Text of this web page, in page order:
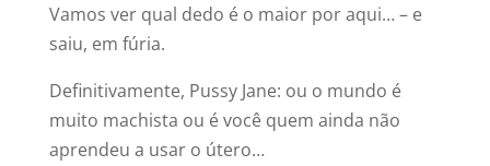
Vamos ver qual dedo é o maior por aqui… – e
saiu, em fúria.
Definitivamente, Pussy Jane: ou o mundo é
muito machista ou é você quem ainda não
aprendeu a usar o útero…